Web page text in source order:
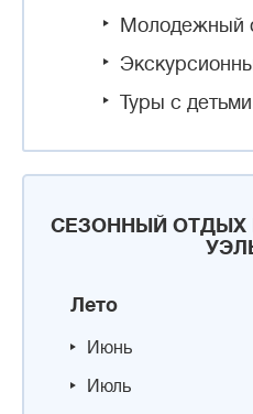
Молодежный
Туры с детьми
СЕЗОННЫЙ
Лето
Июнь
Июль